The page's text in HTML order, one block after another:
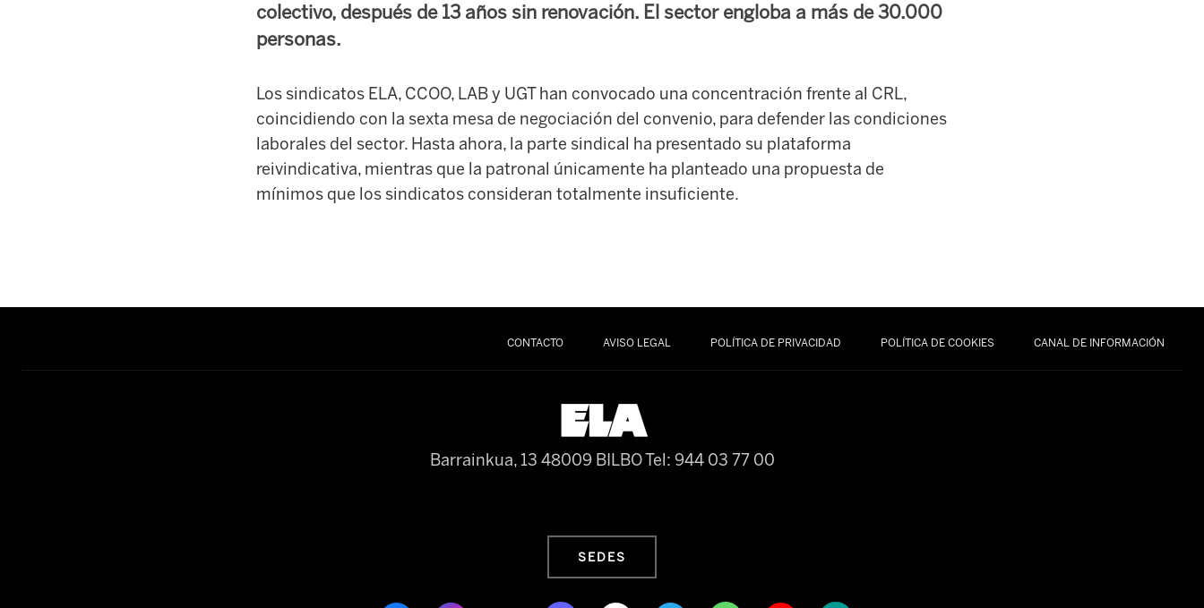
colectivo, después de 13 años sin renovación. El sector engloba a más de 30.000
personas.
Los sindicatos ELA, CCOO, LAB y UGT han convocado una concentración frente al CRL,
coincidiendo con la sexta mesa de negociación del convenio, para defender las condiciones
laborales del sector. Hasta ahora, la parte sindical ha presentado su plataforma
reivindicativa, mientras que la patronal únicamente ha planteado una propuesta de
mínimos que los sindicatos consideran totalmente insuficiente.
CONTACTO AVISO LEGAL POLÍTICA DE PRIVACIDAD POLÍTICA DE COOKIES CANAL DE INFORMACIÓN
Barrainkua, 13 48009 BILBOTel: 944 03 77 00
SEDES